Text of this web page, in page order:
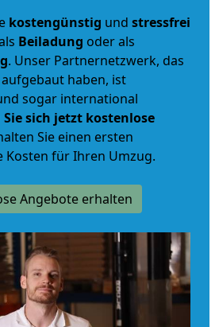
kostengünstig und stressfrei
Beiladung oder als
. Unser Partnernetzwerk, das
haben, ist
sogar international
Sie sich jetzt kostenlose
Sie einen ersten
Kosten für Ihren Umzug.
Angebote erhalten